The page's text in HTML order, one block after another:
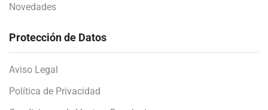
Novedades
Protección de Datos
Aviso Legal
Política de Privacidad